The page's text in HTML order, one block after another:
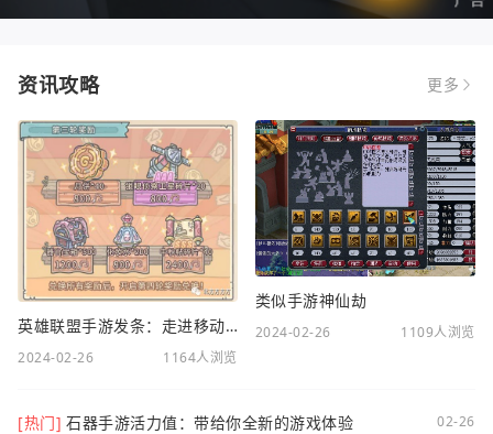
资讯攻略 更多
英雄联盟手游发条：走进移动电竞新时代
2024-02-26 1164人浏览
类似手游神仙劫
2024-02-26 1109人浏览
[热门] 石器手游活力值：带给你全新的游戏体验 02-26